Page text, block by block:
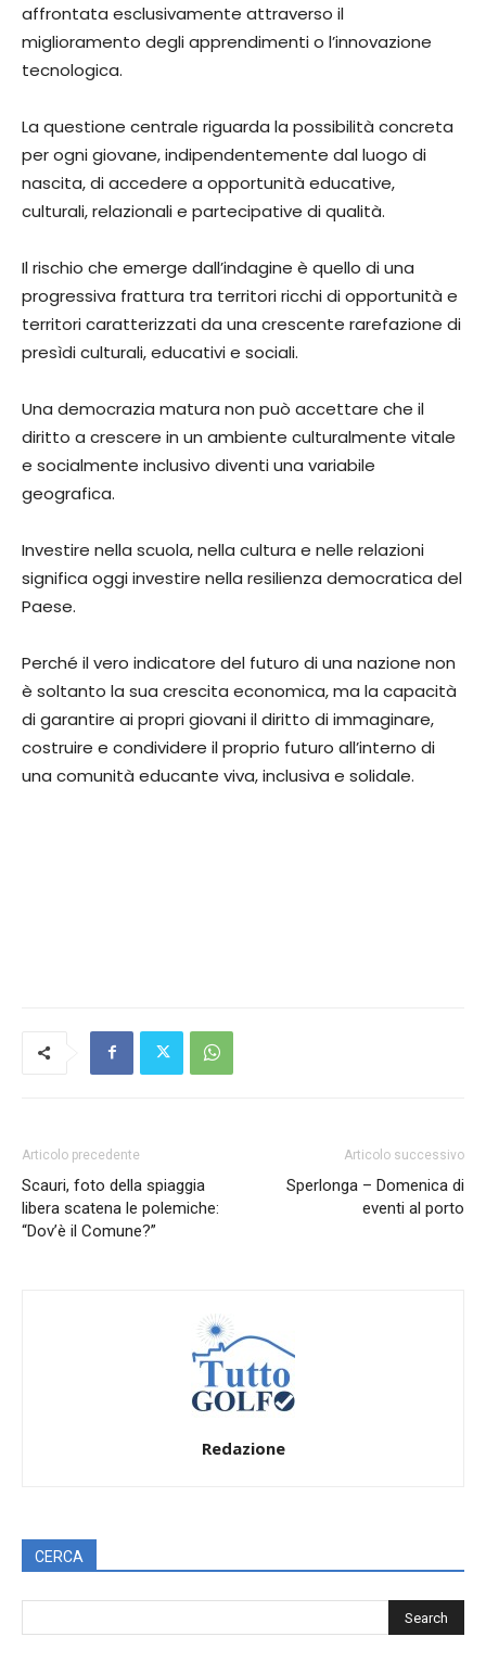
affrontata esclusivamente attraverso il
miglioramento degli apprendimenti o l’innovazione
tecnologica.
La questione centrale riguarda la possibilità concreta
per ogni giovane, indipendentemente dal luogo di
nascita, di accedere a opportunità educative,
culturali, relazionali e partecipative di qualità.
Il rischio che emerge dall’indagine è quello di una
progressiva frattura tra territori ricchi di opportunità e
territori caratterizzati da una crescente rarefazione di
presìdi culturali, educativi e sociali.
Una democrazia matura non può accettare che il
diritto a crescere in un ambiente culturalmente vitale
e socialmente inclusivo diventi una variabile
geografica.
Investire nella scuola, nella cultura e nelle relazioni
significa oggi investire nella resilienza democratica del
Paese.
Perché il vero indicatore del futuro di una nazione non
è soltanto la sua crescita economica, ma la capacità
di garantire ai propri giovani il diritto di immaginare,
costruire e condividere il proprio futuro all’interno di
una comunità educante viva, inclusiva e solidale.
Articolo precedente
Scauri, foto della spiaggia
libera scatena le polemiche:
“Dov’è il Comune?”
Articolo successivo
Sperlonga – Domenica di
eventi al porto
Redazione
CERCA